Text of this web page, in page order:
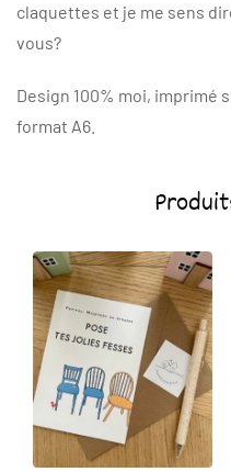
claquettes et je me sens
vous?
Design 100% moi, imprimé
format A6.